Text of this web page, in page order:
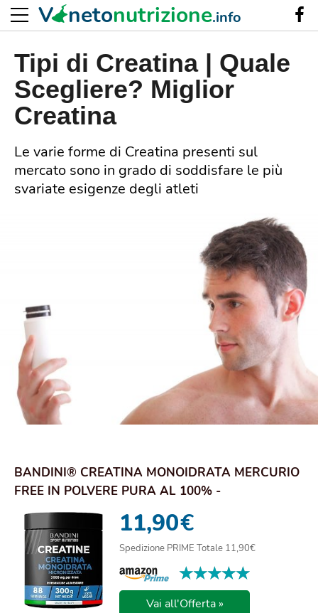
Tipi di Creatina | Quale
Scegliere? Miglior
Creatina
Le varie forme di Creatina presenti sul
mercato sono in grado di soddisfare le più
svariate esigenze degli atleti
BANDINI® CREATINA MONOIDRATA MERCURIO
FREE IN POLVERE PURA AL 100% -
INTEGRATORE PER AL...11,90€
Spedizione PRIME Totale 11,90€
★★★★★
★★★★★
Vai all'Offerta »
V netonutrizione.info